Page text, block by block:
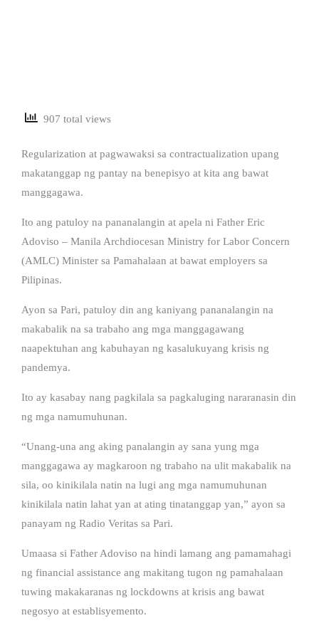
907 total views
Regularization at pagwawaksi sa contractualization upang
makatanggap ng pantay na benepisyo at kita ang bawat
manggagawa.
Ito ang patuloy na pananalangin at apela ni Father Eric
Adoviso – Manila Archdiocesan Ministry for Labor Concern
(AMLC) Minister sa Pamahalaan at bawat employers sa
Pilipinas.
Ayon sa Pari, patuloy din ang kaniyang pananalangin na
makabalik na sa trabaho ang mga manggagawang
naapektuhan ang kabuhayan ng kasalukuyang krisis ng
pandemya.
Ito ay kasabay nang pagkilala sa pagkaluging nararanasin din
ng mga namumuhunan.
“Unang-una ang aking panalangin ay sana yung mga
manggagawa ay magkaroon ng trabaho na ulit makabalik na
sila, oo kinikilala natin na lugi ang mga namumuhunan
kinikilala natin lahat yan at ating tinatanggap yan,” ayon sa
panayam ng Radio Veritas sa Pari.
Umaasa si Father Adoviso na hindi lamang ang pamamahagi
ng financial assistance ang makitang tugon ng pamahalaan
tuwing makakaranas ng lockdowns at krisis ang bawat
negosyo at establisyemento.